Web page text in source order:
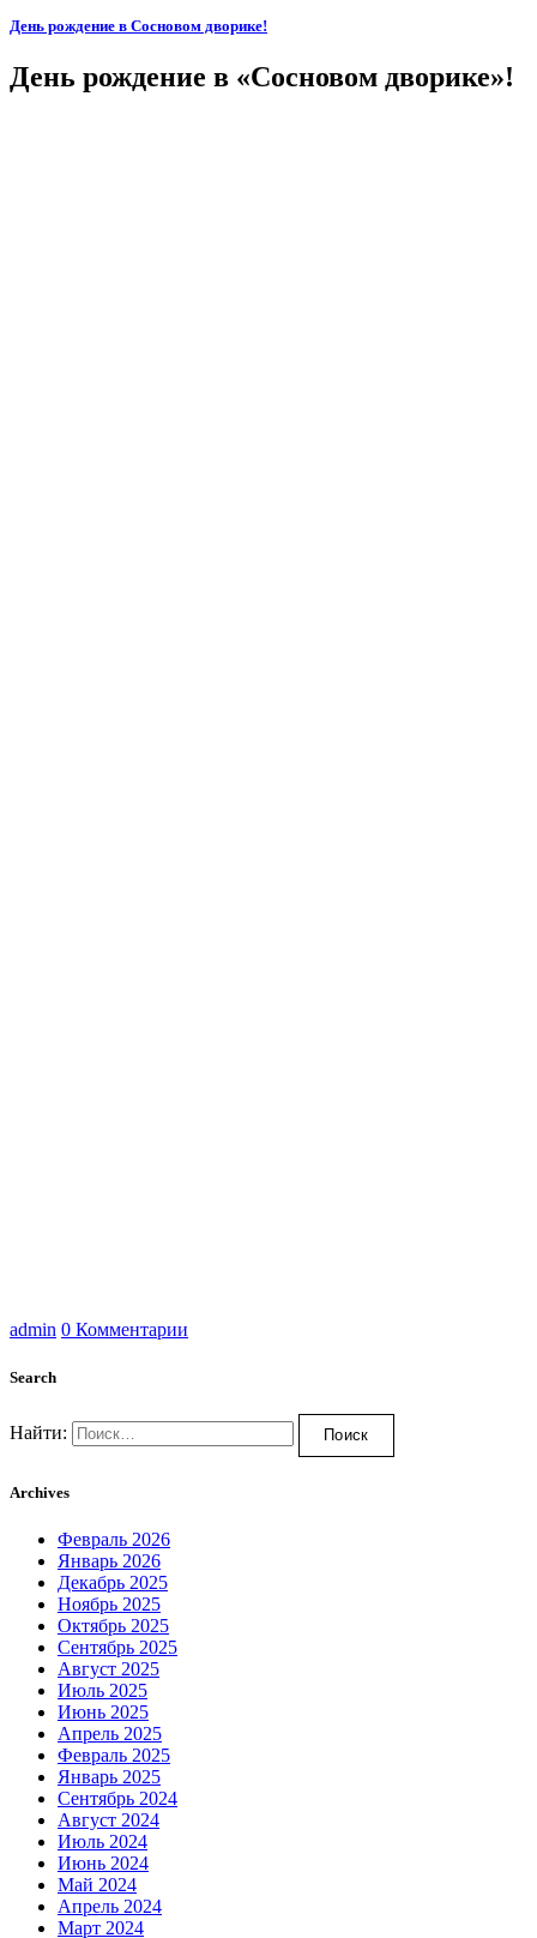
День рождение в Сосновом дворике!
День рождение в «Сосновом дворике»!
admin 0 Комментарии
Search
Найти:
Archives
Февраль 2026
Январь 2026
Декабрь 2025
Ноябрь 2025
Октябрь 2025
Сентябрь 2025
Август 2025
Июль 2025
Июнь 2025
Апрель 2025
Февраль 2025
Январь 2025
Сентябрь 2024
Август 2024
Июль 2024
Июнь 2024
Май 2024
Апрель 2024
Март 2024